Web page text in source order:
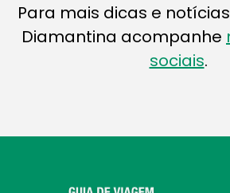
Para mais dicas e
Diamantina acompanhe
sociais.